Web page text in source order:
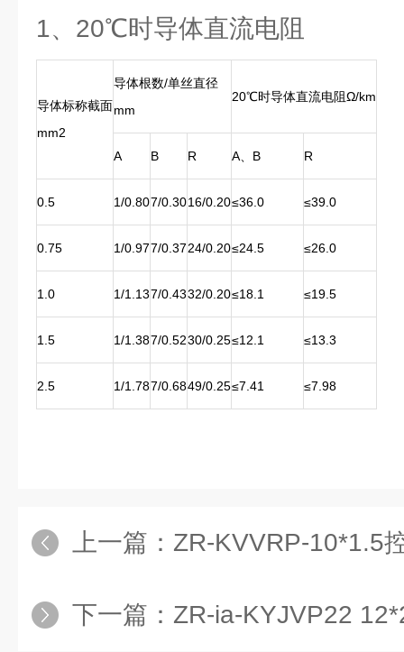
1、20℃时导体直流电阻
导体标称截面
mm2
导体根数/单丝直径
mm
20℃时导体直流电阻Ω/km
A B R A、B R
0.5 1/0.807/0.3016/0.20≤36.0 ≤39.0
0.75 1/0.977/0.3724/0.20≤24.5 ≤26.0
1.0 1/1.137/0.4332/0.20≤18.1 ≤19.5
1.5 1/1.387/0.5230/0.25≤12.1 ≤13.3
2.5 1/1.787/0.6849/0.25≤7.41 ≤7.98
上一篇： ZR-KVVRP-10*1.5
下一篇： ZR-ia-KYJVP22